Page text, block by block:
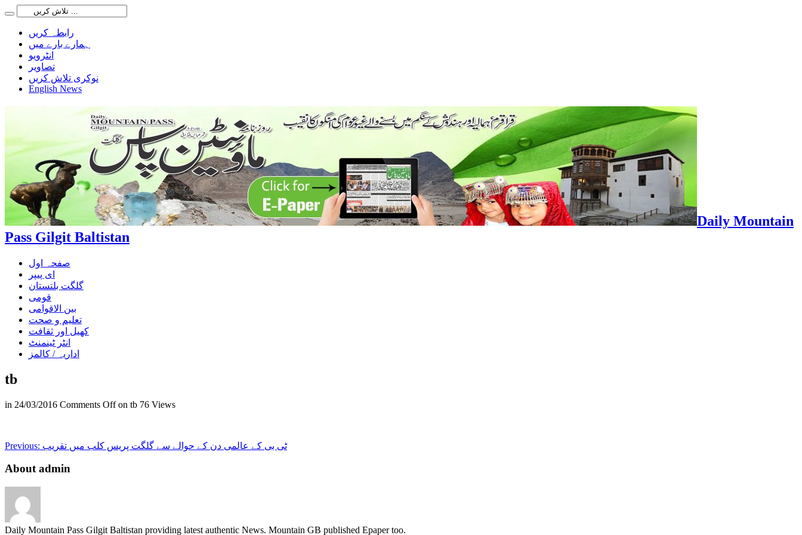
رابطہ کریں
ہمارے بارے میں
انٹرویو
تصاویر
نوکری تلاش کریں
English News
Daily Mountain
Pass Gilgit Baltistan
صفحہ اول
ای پیپر
گلگت بلتستان
قومی
بین الاقوامی
تعلیم و صحت
کھیل اور ثقافت
انٹر ٹینمنٹ
اداریہ / کالمز
tb
in 24/03/2016 Comments Offon tb 76 Views
Previous: ٹی بی کے عالمی دن کے حوالے سے گلگت پریس کلب میں تقریب
About admin
Daily Mountain Pass Gilgit Baltistan providing latest authentic News. Mountain GB published Epaper too.